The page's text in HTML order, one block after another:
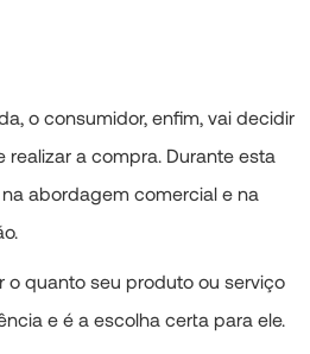
o consumidor, enfim, vai decidir
realizar a compra. Durante esta
abordagem comercial e na
o quanto seu produto ou serviço
e é a escolha certa para ele.